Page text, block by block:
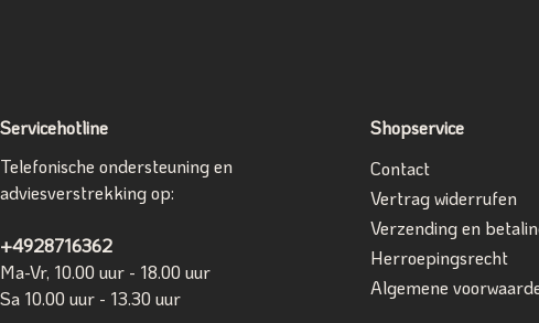
Servicehotline
Telefonische ondersteuning en
adviesverstrekking op:
+4928716362
Ma-Vr, 10.00 uur - 18.00 uur
Sa 10.00 uur - 13.30 uur
Shopservice
Contact
Vertrag widerrufen
Verzending en
Herroepingsrecht
Algemene